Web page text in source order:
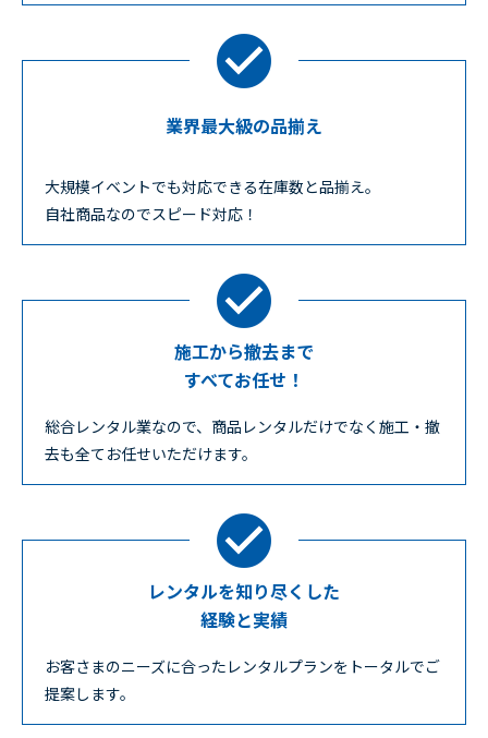
業界最大級の品揃え
大規模イベントでも対応できる在庫数と品揃え。
自社商品なのでスピード対応！
施工から撤去まで
すべてお任せ！
総合レンタル業なので、商品レンタルだけでなく施工・撤
去も全てお任せいただけます。
レンタルを知り尽くした
経験と実績
お客さまのニーズに合ったレンタルプランをトータルでご
提案します。